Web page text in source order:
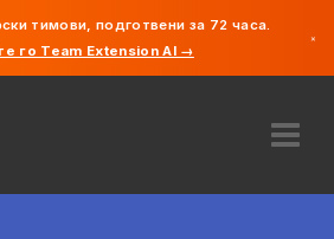
тимови, подготвени за 72 часа.
го Team Extension AI →
×